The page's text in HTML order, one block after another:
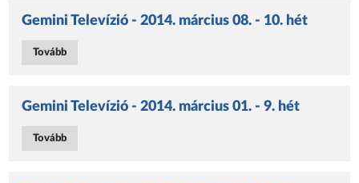
Gemini Televízió - 2014. március 08. - 10. hét
Tovább
Gemini Televízió - 2014. március 01. - 9. hét
Tovább